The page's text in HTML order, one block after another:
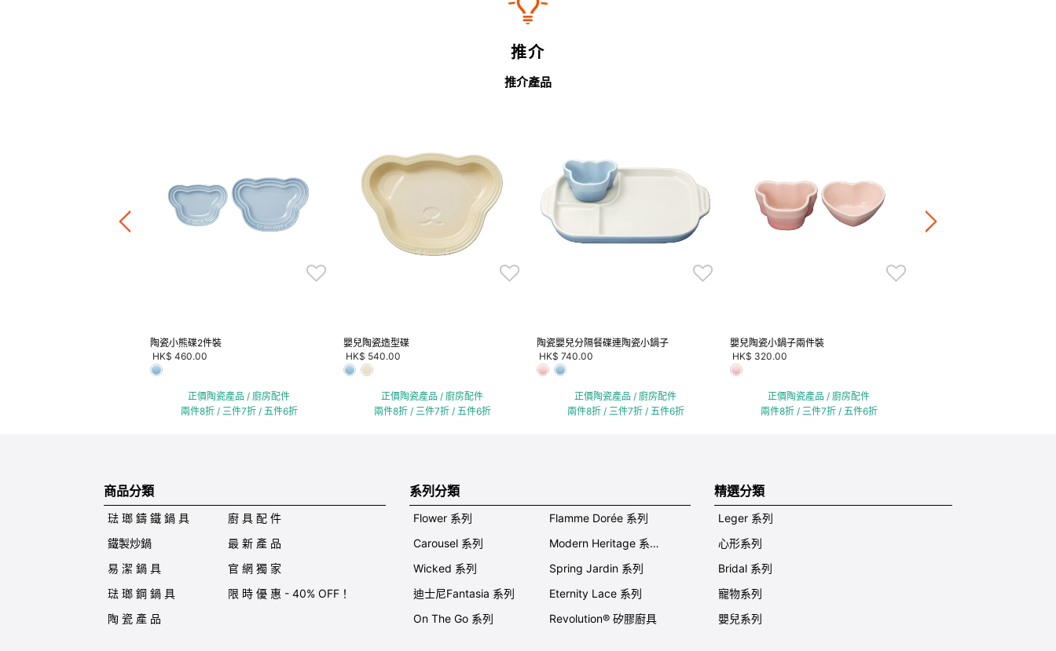
推介
推介產品
陶瓷小熊碟2件裝
HK$ 460.00
正價陶瓷產品 / 廚房配件
兩件8折 / 三件7折 / 五件6折
嬰兒陶瓷造型碟
HK$ 540.00
正價陶瓷產品 / 廚房配件
兩件8折 / 三件7折 / 五件6折
陶瓷嬰兒分隔餐碟連陶瓷小鍋子
HK$ 740.00
正價陶瓷產品 / 廚房配件
兩件8折 / 三件7折 / 五件6折
嬰兒陶瓷小鍋子兩件裝
HK$ 320.00
正價陶瓷產品 / 廚房配件
兩件8折 / 三件7折 / 五件6折
商品分類
琺 瑯 鑄 鐵 鍋 具
鐵製炒鍋
易 潔 鍋 具
琺 瑯 鋼 鍋 具
陶 瓷 產 品
廚 具 配 件
最 新 產 品
官 網 獨 家
限 時 優 惠 - 40% OFF！
系列分類
Flower 系列
Carousel 系列
Wicked 系列
迪士尼Fantasia 系列
On The Go 系列
Flamme Dorée 系列
Modern Heritage 系列
Spring Jardin 系列
Eternity Lace 系列
Revolution® 矽膠廚具
精選分類
Leger 系列
心形系列
Bridal 系列
寵物系列
嬰兒系列